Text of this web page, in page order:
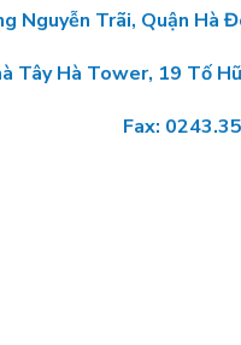
Nguyễn Trãi, Quận Hà
Tây Hà Tower, 19 Tố
Fax: